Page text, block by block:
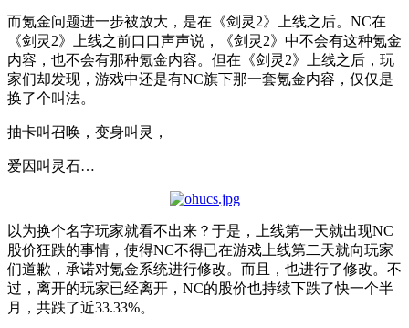
而氪金问题进一步被放大，是在《剑灵2》上线之后。NC在
《剑灵2》上线之前口口声声说，《剑灵2》中不会有这种氪金
内容，也不会有那种氪金内容。但在《剑灵2》上线之后，玩
家们却发现，游戏中还是有NC旗下那一套氪金内容，仅仅是
换了个叫法。
抽卡叫召唤，变身叫灵，
爱因叫灵石…
以为换个名字玩家就看不出来？于是，上线第一天就出现NC
股价狂跌的事情，使得NC不得已在游戏上线第二天就向玩家
们道歉，承诺对氪金系统进行修改。而且，也进行了修改。不
过，离开的玩家已经离开，NC的股价也持续下跌了快一个半
月，共跌了近33.33%。